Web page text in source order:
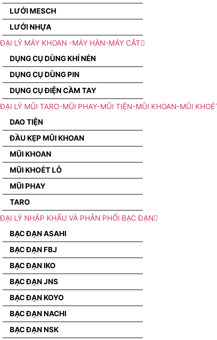
LƯỚI MESCH
LƯỚI NHỰA
ĐẠI LÝ MÁY KHOAN -MÁY HÀN-MÁY CẮT
DỤNG CỤ DÙNG KHÍ NÉN
DỤNG CỤ DÙNG PIN
DỤNG CỤ ĐIỆN CẦM TAY
ĐẠI LÝ MŨI TARO-MŨI PHAY-MŨI TIỆN-MŨI KHOAN-MŨI
DAO TIỆN
ĐẦU KẸP MŨI KHOAN
MŨI KHOAN
MŨI KHOÉT LỖ
MŨI PHAY
TARO
ĐẠI LÝ NHẬP KHẨU VÀ PHÂN PHỐI BẠC ĐẠN
BẠC ĐẠN ASAHI
BẠC ĐẠN FBJ
BẠC ĐẠN IKO
BẠC ĐẠN JNS
BẠC ĐẠN KOYO
BẠC ĐẠN NACHI
BẠC ĐẠN NSK